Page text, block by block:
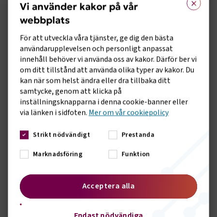
arbetet visar på möjligheter att öka andelen resande med
kollektivtrafik genom att trafiken kan snabbas upp och
bussens prioritet i förhållande till bilen blir uppenbar vid
vältrafikerade infarter till tätorter. Arbetet håller god
vetenskaplig kvalitet och visar på kunnighet i datahantering
och analysarbete liksom förståelse för de behov
kollektivtrafikens aktörer har.
Priset delas ut till examenarbete som har skrivits vid ett
svenskt universitet eller högskola och som handlar om
någon aspekt av kollektivtrafik på väg. Examensarbetet ska
vara på kandidat- eller mastersnivå. Priset delas ut till det
eller de examensarbete som är mest relevant och intressant
för branschen samt håller den högsta vetenskapliga
kvalitén. Priset har delats ut vartannat år under ca 15 år.
Juryn har bestått av Lars Annerberg från Sveriges
Bussföretag, Lars Sandberg från Svensk Kollektivtrafik samt
juryns ordförande Helena Svensson från K2.
Branschens pris för bästa examensarbete delas ut av
Sveriges Bussföretag, Svensk Kollektivtrafik och K2,
Vi använder kakor på vår
webbplats
För att utveckla våra tjänster, ge dig den bästa
användarupplevelsen och personligt anpassat
innehåll behöver vi använda oss av kakor. Därför ber vi
om ditt tillstånd att använda olika typer av kakor. Du
kan när som helst ändra eller dra tillbaka ditt
samtycke, genom att klicka på
inställningsknapparna i denna cookie-banner eller
via länken i sidfoten.Mer om vår cookiepolicy
Strikt nödvändigt
Prestanda
Marknadsföring
Funktion
Acceptera alla